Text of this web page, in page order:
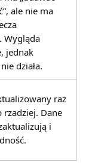
ale nie ma
Wygląda
jednak
działa.
raz
rzadziej. Dane
i